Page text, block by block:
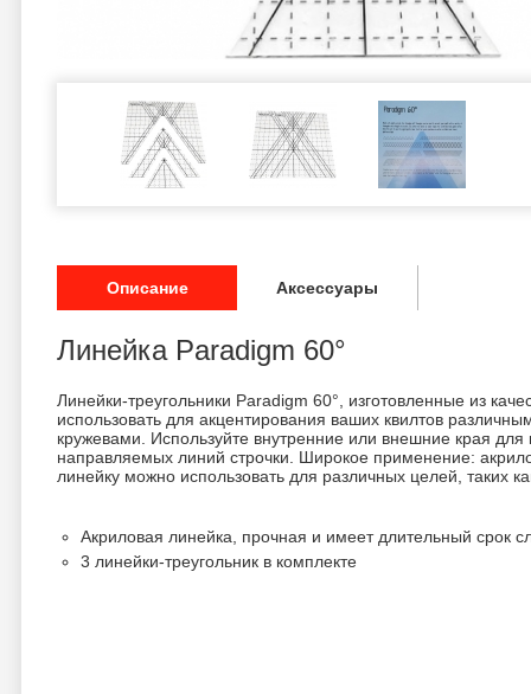
Описание Аксессуары
Линейка Paradigm 60°
Линейки-треугольники Paradigm 60°, изготовленные из
использовать для акцентирования ваших квилтов
кружевами. Используйте внутренние или внешние края
направляемых линий строчки. Широкое применение:
линейку можно использовать для различных целей, таких
Акриловая линейка, прочная и имеет длительный срок
3 линейки-треугольник в комплекте